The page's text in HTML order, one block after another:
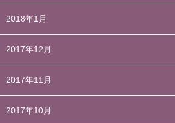
2018年1月
2017年12月
2017年11月
2017年10月